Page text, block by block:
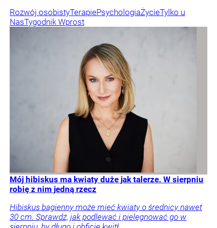
Rozwój osobistyTerapiePsychologiaŻycieTylko u
NasTygodnik Wprost
Mój hibiskus ma kwiaty duże jak talerze. W sierpniu
robię z nim jedną rzecz
Hibiskus bagienny może mieć kwiaty o średnicy nawet
30 cm. Sprawdź, jak podlewać i pielęgnować go w